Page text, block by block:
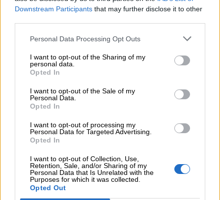
Downstream Participants that may further disclose it to other
Personal Data Processing Opt Outs
I want to opt-out of the Sharing of my
personal data.
Opted In
I want to opt-out of the Sale of my
Personal Data.
Opted In
I want to opt-out of processing my
Personal Data for Targeted Advertising.
Opted In
I want to opt-out of Collection, Use,
Retention, Sale, and/or Sharing of my
Personal Data that Is Unrelated with the
Purposes for which it was collected.
Opted Out
Διαμεσολαβητής στον πελάτη κλάδου υγείας;
06.08.2026 - 12:22
Kavita Patel - PhARMA Innovation Forum: Ένα στα πέντε
06.08.2026 - 11:37
Μείωση ασφαλιστικών εισφορών ύψους 240 εκατ. ευρώ
ζητούν οι έμποροι από την Κυβέρνηση
06.08.2026 - 10:45
ενεργειακή κρίση;
06.08.2026 - 09:15